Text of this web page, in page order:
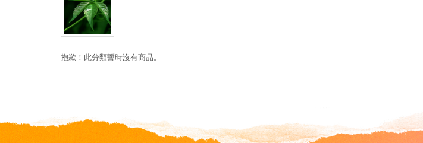
抱歉！此分類暫時沒有商品。